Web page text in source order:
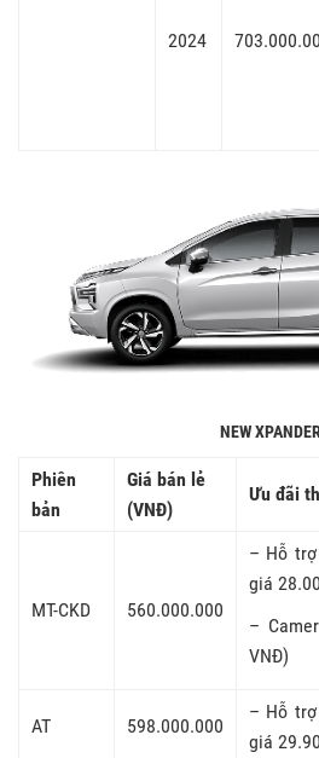
2024
NEW
Phiên
bản
Giá bán lẻ
(VNĐ)
Ưu đãi
MT-CKD 560.000.000
– Hỗ trợ
giá
–
VNĐ)
AT 598.000.000
– Hỗ trợ
giá